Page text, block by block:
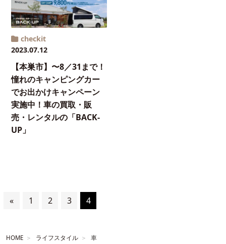
checkit
2023.07.12
【本巣市】〜8／31まで！
憧れのキャンピングカー
でお出かけキャンペーン
実施中！車の買取・販
売・レンタルの「BACK-
UP」
« 1 2 3 4
HOME ライフスタイル 車